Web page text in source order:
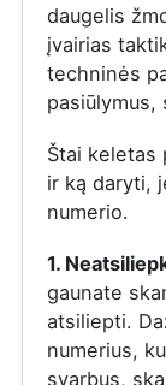
daugelis
įvairias
techninės
pasiūlymus,
Štai keletas
ir ką daryti,
numerio.
1.
gaunate
atsiliepti.
numerius,
svarbus,